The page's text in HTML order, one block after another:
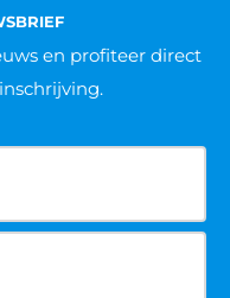
en profiteer direct